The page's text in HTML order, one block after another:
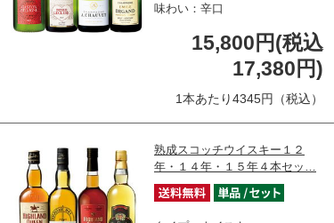
味わい：辛口
15,800円(税込
17,380円)
1本あたり4345円（税込）
熟成スコッチウイスキー１２
年・１４年・１５年４本セッ…